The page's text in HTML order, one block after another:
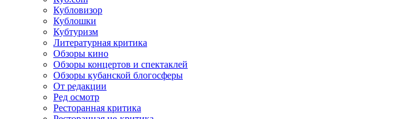
Кубловизор
Кублошки
Кубтуризм
Литературная критика
Обзоры кино
Обзоры концертов и спектаклей
Обзоры кубанской блогосферы
От редакции
Ред осмотр
Ресторанная критика